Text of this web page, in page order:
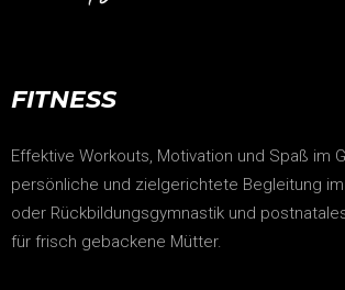
FITNESS
Effektive Workouts, Motivation und Spaß im
persönliche und zielgerichtete Begleitung im
oder Rückbildungsgymnastik und
für frisch gebackene Mütter.